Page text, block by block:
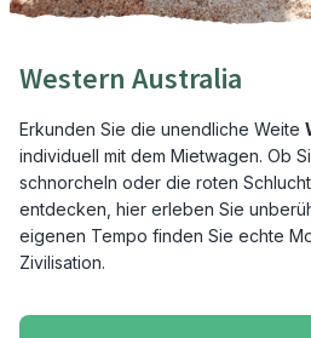
Western Australia
Erkunden Sie die unendliche Weite
individuell mit dem Mietwagen. Ob
schnorcheln oder die roten
entdecken, hier erleben Sie
eigenen Tempo finden Sie echte
Zivilisation.